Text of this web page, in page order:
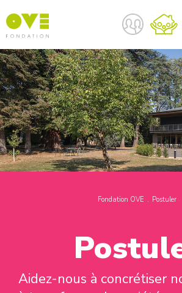
Fondation OVE Postuler
Aidez-nous à concrétiser